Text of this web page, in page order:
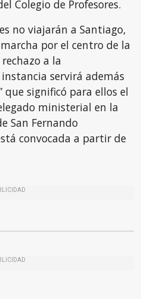
Colegio de Profesores.
no viajarán a Santiago,
por el centro de la
a la
servirá además
que significó para ellos el
ministerial en la
San Fernando
convocada a partir de